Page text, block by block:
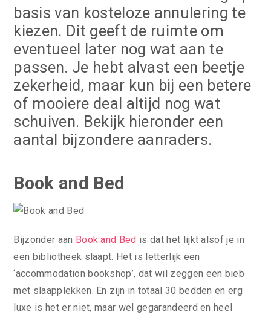
basis van kosteloze annulering te
kiezen. Dit geeft de ruimte om
eventueel later nog wat aan te
passen. Je hebt alvast een beetje
zekerheid, maar kun bij een betere
of mooiere deal altijd nog wat
schuiven. Bekijk hieronder een
aantal bijzondere aanraders.
Book and Bed
Bijzonder aan Book and Bed is dat het lijkt alsof je in
een bibliotheek slaapt. Het is letterlijk een
‘accommodation bookshop’, dat wil zeggen een bieb
met slaapplekken. En zijn in totaal 30 bedden en erg
luxe is het er niet, maar wel gegarandeerd en heel